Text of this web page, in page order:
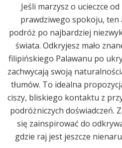
Jeśli marzysz o ucieczce
prawdziwego spokoju, ten
podróż po najbardziej
świata. Odkryjesz mało
filipińskiego Palawanu po
zachwycają swoją
tłumów. To idealna
ciszy, bliskiego kontaktu z
podróżniczych doświadczeń.
się zainspirować do
gdzie raj jest jeszcze